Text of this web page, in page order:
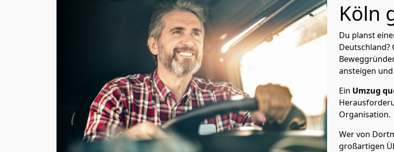
Köln
Du planst
Deutschland?
ansteigen
Ein Umzug
Organisation.
Wer von
großartigen